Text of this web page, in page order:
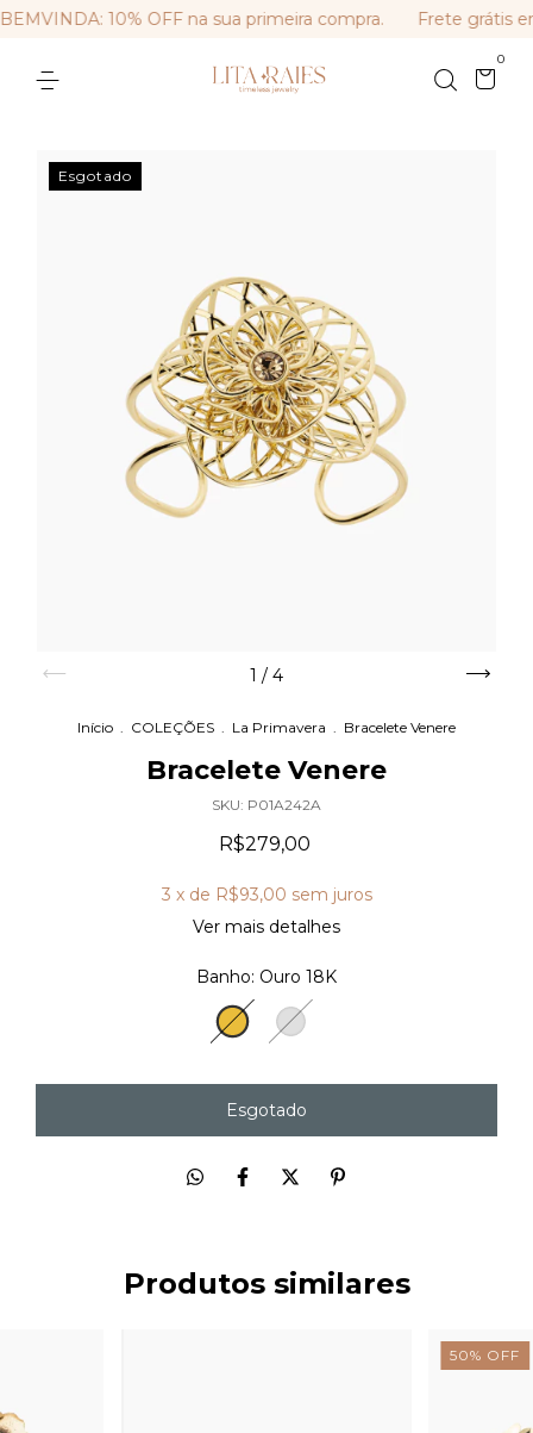
10% OFF na sua primeira compra. Frete grátis
0
Esgotado
1 / 4
Início COLEÇÕES La Primavera Bracelete Venere
Bracelete Venere
SKU: P01A242A
R$279,00
3 x de R$93,00 sem juros
Ver mais detalhes
Banho: Ouro 18K
Ouro
18K
Prata
Produtos similares
50% OFF